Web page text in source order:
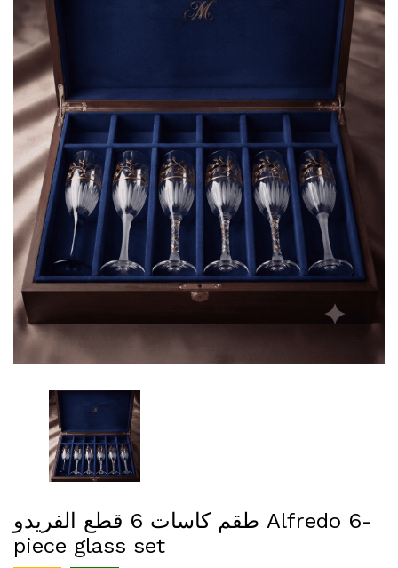
طقم كاسات 6 قطع الفريدو Alfredo 6-
piece glass set